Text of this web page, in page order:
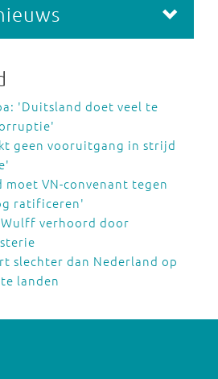
'Duitsland doet veel te
geen vooruitgang in strijd
moet VN-convenant tegen
ratificeren'
verhoord door
slechter dan Nederland op
landen